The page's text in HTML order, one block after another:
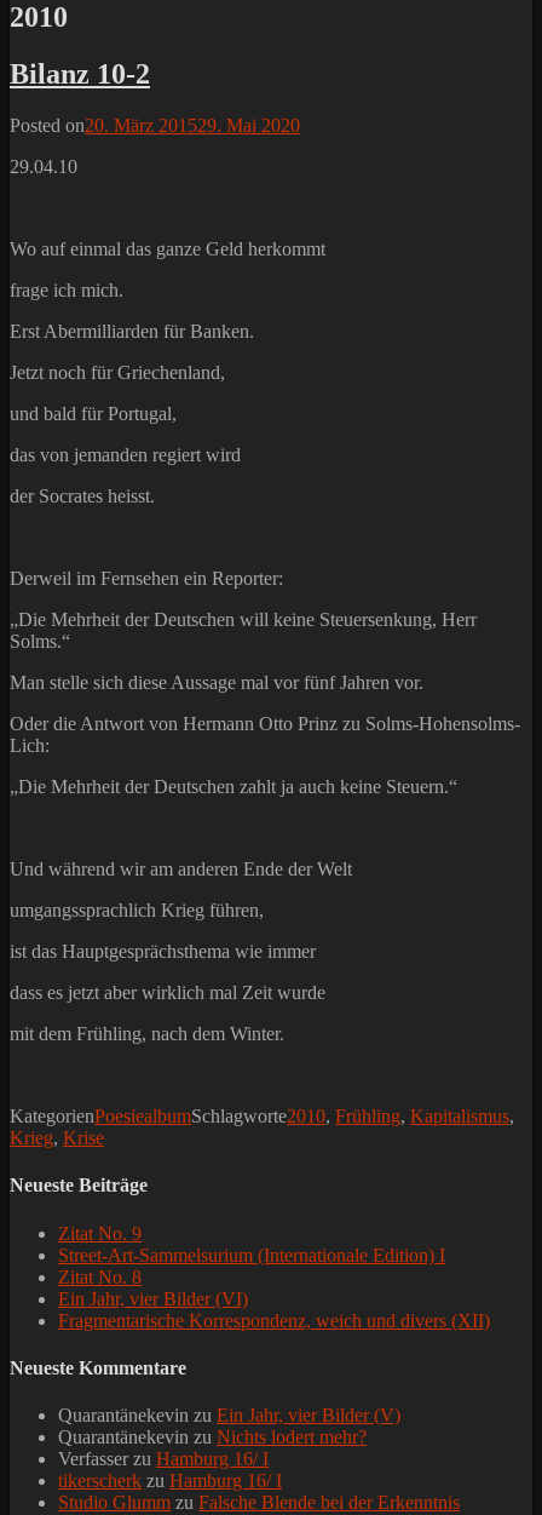
2010
Bilanz 10-2
Posted on20. März 201529. Mai 2020
29.04.10
Wo auf einmal das ganze Geld herkommt
frage ich mich.
Erst Abermilliarden für Banken.
Jetzt noch für Griechenland,
und bald für Portugal,
das von jemanden regiert wird
der Socrates heisst.
Derweil im Fernsehen ein Reporter:
„Die Mehrheit der Deutschen will keine Steuersenkung, Herr
Solms.“
Man stelle sich diese Aussage mal vor fünf Jahren vor.
Oder die Antwort von Hermann Otto Prinz zu Solms-Hohensolms-
Lich:
„Die Mehrheit der Deutschen zahlt ja auch keine Steuern.“
Und während wir am anderen Ende der Welt
umgangssprachlich Krieg führen,
ist das Hauptgesprächsthema wie immer
dass es jetzt aber wirklich mal Zeit wurde
mit dem Frühling, nach dem Winter.
KategorienPoesiealbumSchlagworte2010, Frühling, Kapitalismus,
Krieg, Krise
Neueste Beiträge
Zitat No. 9
Street-Art-Sammelsurium (Internationale Edition) I
Zitat No. 8
Ein Jahr, vier Bilder (VI)
Fragmentarische Korrespondenz, weich und divers (XII)
Neueste Kommentare
Quarantänekevin zu Ein Jahr, vier Bilder (V)
Quarantänekevin zu Nichts lodert mehr?
Verfasserzu Hamburg 16/ I
tikerscherk zu Hamburg 16/ I
Studio Glumm zu Falsche Blende bei der Erkenntnis